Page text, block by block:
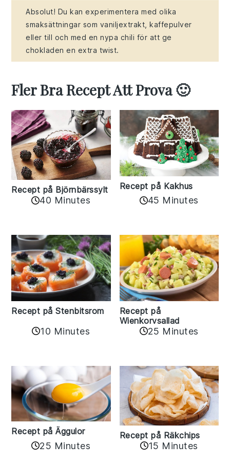
Absolut! Du kan experimentera med olika
smaksättningar som vaniljextrakt, kaffepulver
eller till och med en nypa chili för att ge
chokladen en extra twist.
Fler Bra Recept Att Prova 🙂
Recept på Björnbärssylt
40 Minutes
Recept på Kakhus
45 Minutes
Recept på Stenbitsrom
10 Minutes
Recept på
Wienkorvsallad
25 Minutes
Recept på Äggulor
25 Minutes
Recept på Räkchips
15 Minutes